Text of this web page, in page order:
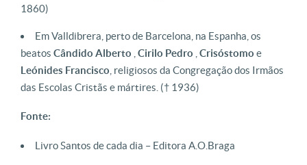
1860)
Em Valldibrera, perto de Barcelona, na Espanha, os
beatos Cândido Alberto Cirilo Pedro Crisóstomo e
Leónides Francisco , religiosos da Congregação dos Irmãos
das Escolas Cristãs e mártires. († 1936)
Fonte:
Livro Santos de cada dia – Editora A.O.Braga